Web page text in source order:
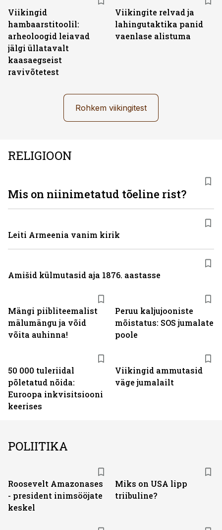
Viikingid
hambaarstitoolil:
arheoloogid leiavad
jälgi üllatavalt
kaasaegseist
ravivõtetest
Viikingite relvad ja
lahingutaktika panid
vaenlase alistuma
Rohkem viikingitest
RELIGIOON
Mängi piibliteemalist
mälumängu ja võid
võita auhinna!
Peruu kaljujooniste
mõistatus: SOS jumalate
poole
50 000 tuleriidal
põletatud nõida:
Euroopa inkvisitsiooni
keerises
Viikingid ammutasid
väge jumalailt
Mis on niinimetatud tõeline rist?
Leiti Armeenia vanim kirik
Amišid külmutasid aja 1876. aastasse
POLIITIKA
Roosevelt Amazonases
- president inimsööjate
keskel
Miks on USA lipp
triibuline?